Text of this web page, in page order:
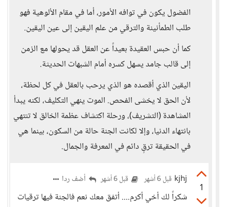
الفضول يكون في توافه الأمور، أما في مقام الألوهية فهو
طلب الطمأنينة والترقي من علم اليقين إلى عين اليقين.
كما أن حبس العقيدة بعيداً عن العقل قد يحولها مع الزمن
إلى قالب جامد يسهل كسره أمام الشبهات الحديثة.
اليقين الذي أقصده هو الذي يرحب بالعقل في كل لحظة،
لأن الحق لا يخشى الفحص. الموت ينهي التكليف، لكنه يبدأ
المشاهدة (التشريف)، ورحلة اكتشاف عظمة الخالق لا تنتهي
بانتهاء الدنيا، وإلا لكانت الجنة حالة من السكون، بينما هي
في الحقيقة ترقٍ دائم في المعرفة والجمال.
1
kjhj قبل 6 أشهر قبل 6 أشهر أضف ردا
شكراً لك أخي أكرم.... أتفق معك نعم فالجنة فيها ترقيات